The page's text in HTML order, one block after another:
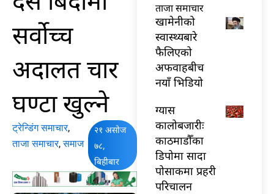
सर्वोच्च
अदालत चार
घण्टा खुल्ने
ट्रेन्डिंग समाचार,
ताजा समाचार,समाज
२१ असोज
७८,
बिहीबार
ताजा समाचार
खामेनीको
स्वास्थ्यबारे
फैलिएको
अफवाहबीच
नयाँ भिडियो
ग्यास
कालोबजारीः
काठमाडौँका
डिपोमा सादा
पोसाकमा प्रहरी
परिचालन